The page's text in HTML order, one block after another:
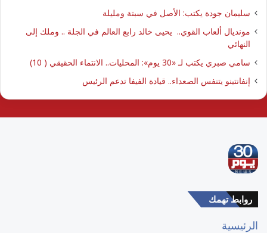
سليمان جودة يكتب: الأصل في سبتة ومليلة
مونديال ألعاب القوي.. يحيى خالد رابع العالم في الجلة .. وملك إلى
النهائي
سامي صبري يكتب لـ «30 يوم»: المحليات.. الانتماء الحقيقي ( 10)
إنفانتينو يتنفس الصعداء.. قيادة الفيفا تدعم الرئيس
روابط تهمك
الرئيسية